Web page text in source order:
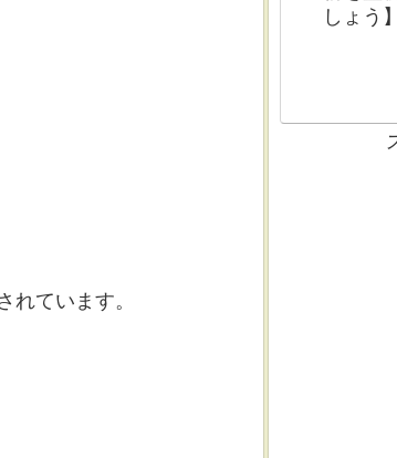
ています。
しょう】